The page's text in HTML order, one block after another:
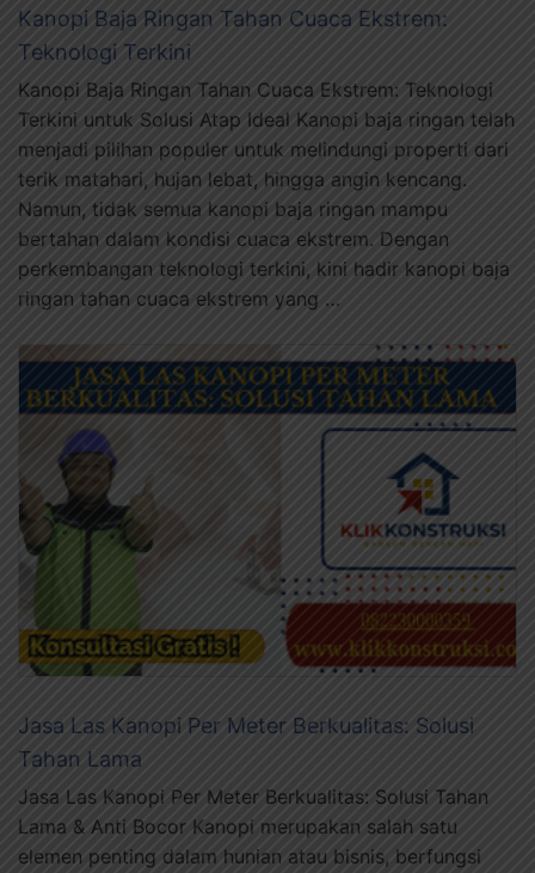
Kanopi Baja Ringan Tahan Cuaca Ekstrem:
Teknologi Terkini
Kanopi Baja Ringan Tahan Cuaca Ekstrem: Teknologi
Terkini untuk Solusi Atap Ideal Kanopi baja ringan telah
menjadi pilihan populer untuk melindungi properti dari
terik matahari, hujan lebat, hingga angin kencang.
Namun, tidak semua kanopi baja ringan mampu
bertahan dalam kondisi cuaca ekstrem. Dengan
perkembangan teknologi terkini, kini hadir kanopi baja
ringan tahan cuaca ekstrem yang …
Jasa Las Kanopi Per Meter Berkualitas: Solusi
Tahan Lama
Jasa Las Kanopi Per Meter Berkualitas: Solusi Tahan
Lama & Anti Bocor Kanopi merupakan salah satu
elemen penting dalam hunian atau bisnis, berfungsi